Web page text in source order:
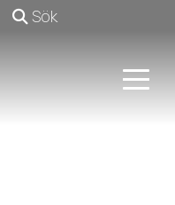
Sök